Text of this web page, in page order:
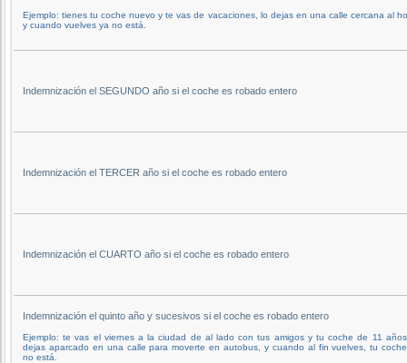
Ejemplo: tienes tu coche nuevo y te vas de vacaciones, lo dejas en una calle cercana al
y cuando vuelves ya no está.
Indemnización el SEGUNDO año si el coche es robado entero
Indemnización el TERCER año si el coche es robado entero
Indemnización el CUARTO año si el coche es robado entero
Indemnización el quinto año y sucesivos si el coche es robado entero
Ejemplo: te vas el viernes a la ciudad de al lado con tus amigos y tu coche de 11
dejas aparcado en una calle para moverte en autobus, y cuando al fin vuelves, tu
no está.